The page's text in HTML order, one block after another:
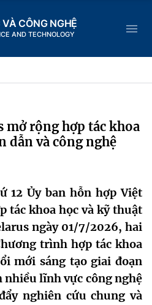
CÔNG NGHỆ
AND TECHNOLOGY
nghệ
mở rộng hợp tác khoa
dẫn và công nghệ
12 Ủy ban hỗn hợp Việt
tác khoa học và kỹ thuật
ngày 01/7/2026, hai
trình hợp tác khoa
mới sáng tạo giai đoạn
lĩnh vực công nghệ
nghiên cứu chung và